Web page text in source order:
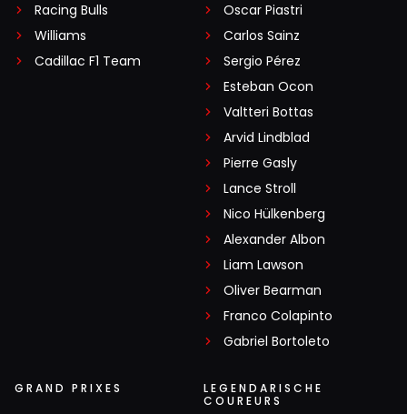
Racing Bulls
Williams
Cadillac F1 Team
Oscar Piastri
Carlos Sainz
Sergio Pérez
Esteban Ocon
Valtteri Bottas
Arvid Lindblad
Pierre Gasly
Lance Stroll
Nico Hülkenberg
Alexander Albon
Liam Lawson
Oliver Bearman
Franco Colapinto
Gabriel Bortoleto
GRAND PRIXES
LEGENDARISCHE
COUREURS